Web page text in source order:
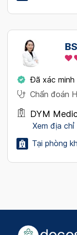
Đã xác minh
Chẩn đoán
DYM
Xem địa
Tại phòng